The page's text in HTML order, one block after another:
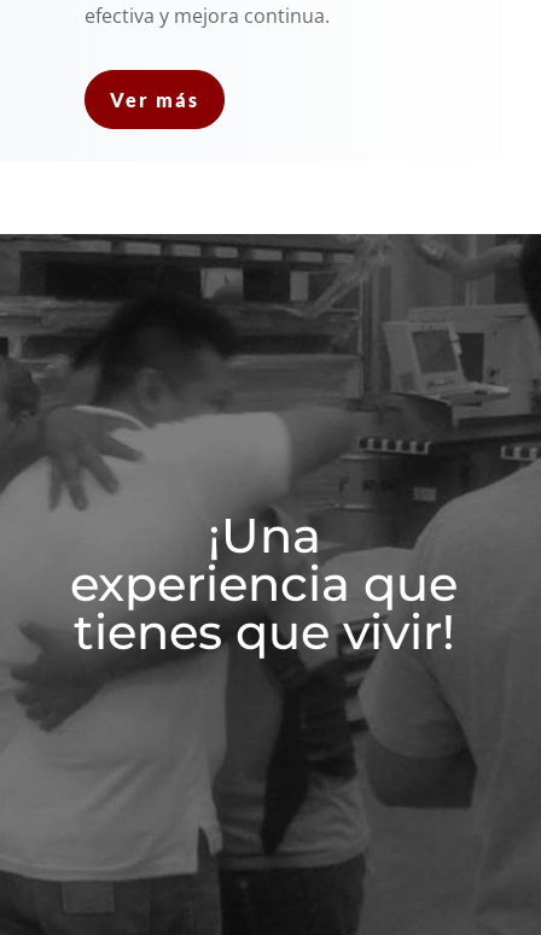
efectiva y mejora continua.
Ver más
¡Una
experiencia que
tienes que vivir!